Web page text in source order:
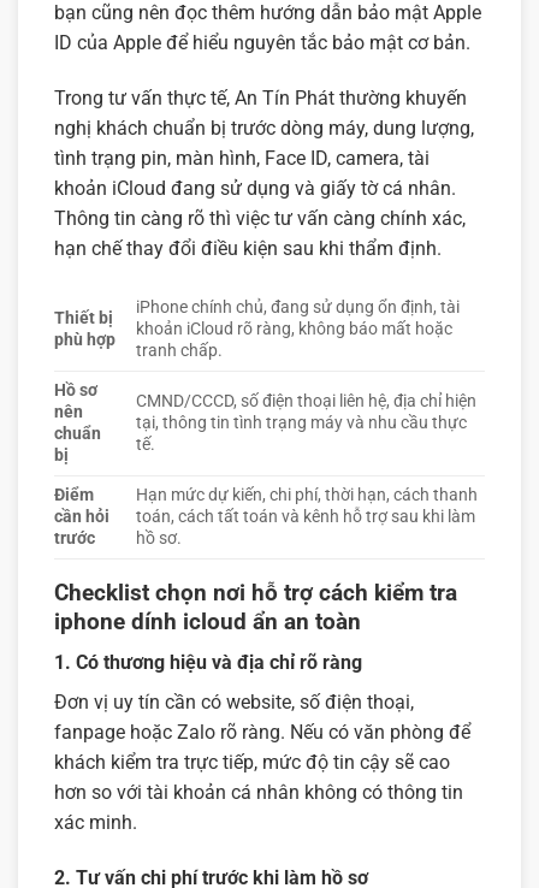
bạn cũng nên đọc thêm hướng dẫn bảo mật Apple
ID của Apple để hiểu nguyên tắc bảo mật cơ bản.
Trong tư vấn thực tế, An Tín Phát thường khuyến
nghị khách chuẩn bị trước dòng máy, dung lượng,
tình trạng pin, màn hình, Face ID, camera, tài
khoản iCloud đang sử dụng và giấy tờ cá nhân.
Thông tin càng rõ thì việc tư vấn càng chính xác,
hạn chế thay đổi điều kiện sau khi thẩm định.
Thiết bị
phù hợp
iPhone chính chủ, đang sử dụng ổn định, tài
khoản iCloud rõ ràng, không báo mất hoặc
tranh chấp.
Hồ sơ
nên
chuẩn
bị
CMND/CCCD, số điện thoại liên hệ, địa chỉ hiện
tại, thông tin tình trạng máy và nhu cầu thực
tế.
Điểm
cần hỏi
trước
Hạn mức dự kiến, chi phí, thời hạn, cách thanh
toán, cách tất toán và kênh hỗ trợ sau khi làm
hồ sơ.
Checklist chọn nơi hỗ trợ cách kiểm tra
iphone dính icloud ẩn an toàn
1. Có thương hiệu và địa chỉ rõ ràng
Đơn vị uy tín cần có website, số điện thoại,
fanpage hoặc Zalo rõ ràng. Nếu có văn phòng để
khách kiểm tra trực tiếp, mức độ tin cậy sẽ cao
hơn so với tài khoản cá nhân không có thông tin
xác minh.
2. Tư vấn chi phí trước khi làm hồ sơ